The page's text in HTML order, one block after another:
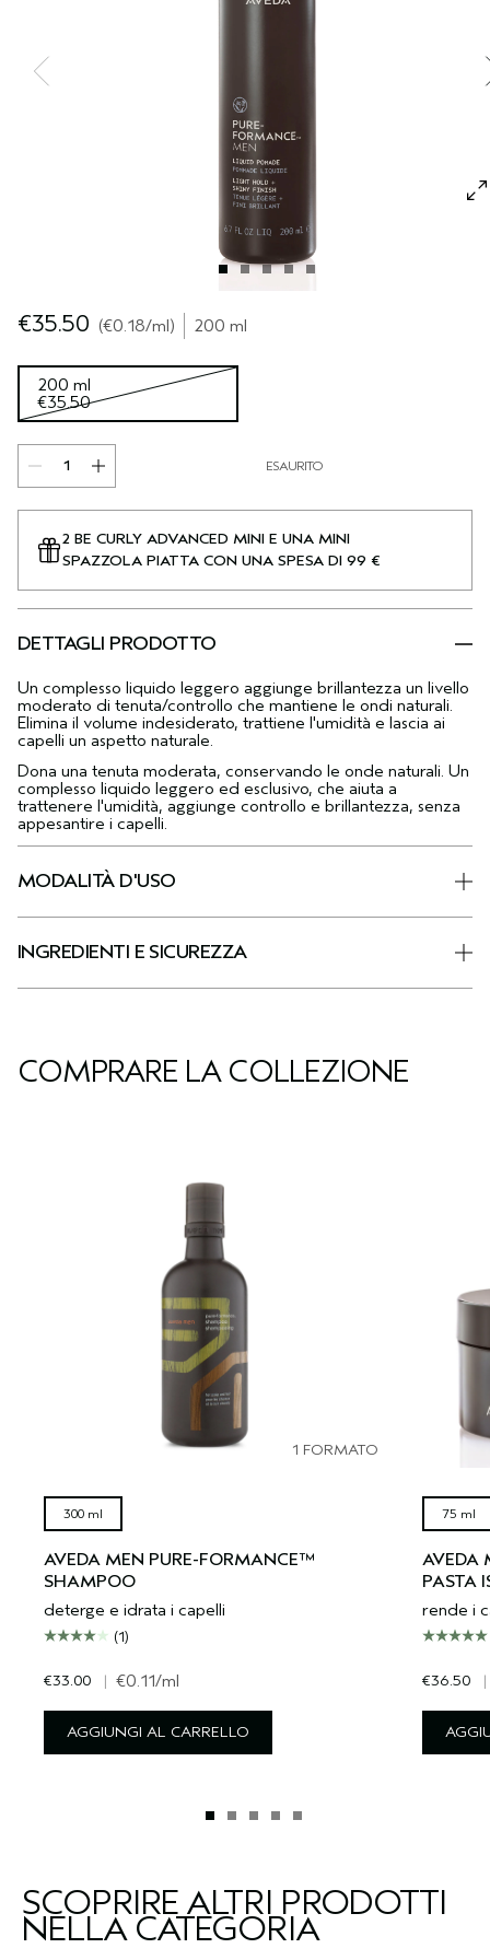
TUTTE LE COLLEZIONI
€35.50 €0.18/ml 200 ml
200 ml
€35.50
ESAURITO
2 BE CURLY ADVANCED MINI E UNA MINI
SPAZZOLA PIATTA CON UNA SPESA DI 99 €
DETTAGLI PRODOTTO
Un complesso liquido leggero aggiunge brillantezza un livello
moderato di tenuta/controllo che mantiene le ondi naturali.
Elimina il volume indesiderato, trattiene l'umidità e lascia ai
capelli un aspetto naturale.
Dona una tenuta moderata, conservando le onde naturali. Un
complesso liquido leggero ed esclusivo, che aiuta a
trattenere l'umidità, aggiunge controllo e brillantezza, senza
appesantire i capelli.
MODALITÀ D'USO
INGREDIENTI E SICUREZZA
COMPRARE LA COLLEZIONE
1 FORMATO
300 ml
AVEDA MEN PURE-FORMANCE™
SHAMPOO
deterge e idrata i capelli
(1)
€33.00 | €0.11/ml
AGGIUNGI AL CARRELLO
75 ml
AVEDA
PASTA
rende i
€36.50 |
SCOPRIRE ALTRI PRODOTTI
NELLA CATEGORIA